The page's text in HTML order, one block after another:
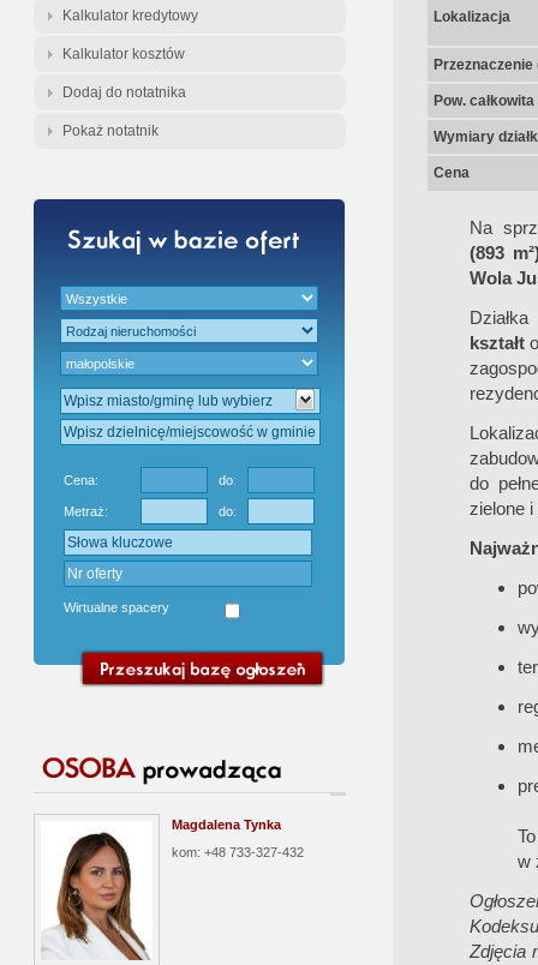
Kalkulator kredytowy
Kalkulator kosztów
Dodaj do notatnika
Pokaż notatnik
Cena: do:
Metraż: do:
Wirtualne spacery
Magdalena Tynka
kom: +48 733-327-432
Lokalizacja
Przeznaczenie
Pow.
Wymiary
Cena
Na
(893
Wola
kształt
do
zielone
w
Zdjęcia